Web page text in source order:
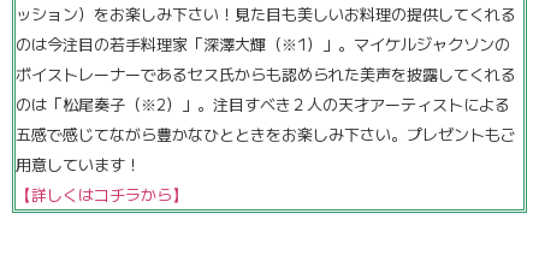
ッション）をお楽しみ下さい！見た目も美しいお料理の提供してくれる
のは今注目の若手料理家「深澤大輝（※1）」。マイケルジャクソンの
ボイストレーナーであるセス氏からも認められた美声を披露してくれる
のは「松尾奏子（※2）」。注目すべき２人の天才アーティストによる
五感で感じてながら豊かなひとときをお楽しみ下さい。プレゼントもご
用意しています！
【詳しくはコチラから】